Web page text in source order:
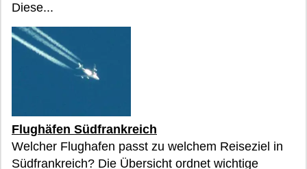
Diese...
Flughäfen Südfrankreich
Welcher Flughafen passt zu welchem Reiseziel in
Südfrankreich? Die Übersicht ordnet wichtige